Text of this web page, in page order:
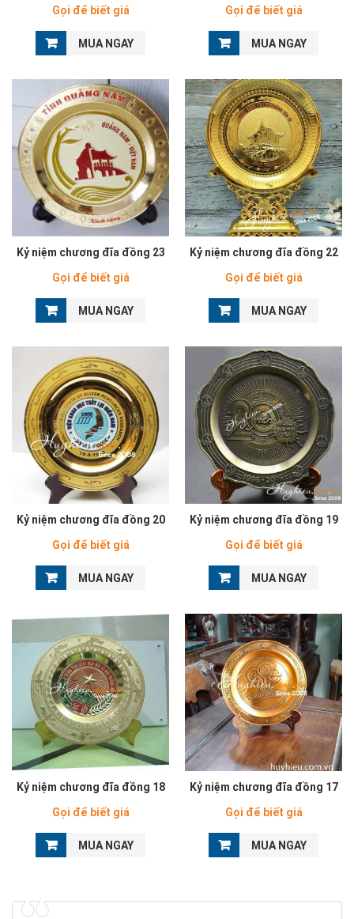
Gọi để biết giá
MUA NGAY
Gọi để biết giá
MUA NGAY
Kỷ niệm chương đĩa đồng 23
Gọi để biết giá
MUA NGAY
Kỷ niệm chương đĩa đồng 22
Gọi để biết giá
MUA NGAY
Kỷ niệm chương đĩa đồng 20
Gọi để biết giá
MUA NGAY
Kỷ niệm chương đĩa đồng 19
Gọi để biết giá
MUA NGAY
Kỷ niệm chương đĩa đồng 18
Gọi để biết giá
MUA NGAY
Kỷ niệm chương đĩa đồng 17
Gọi để biết giá
MUA NGAY